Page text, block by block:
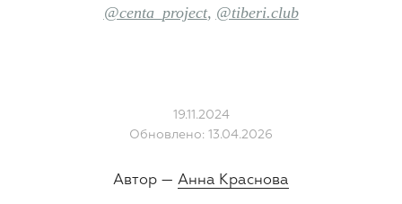
@centa_project, @tiberi.club
19.11.2024
Обновлено: 13.04.2026
Автор — Анна Краснова